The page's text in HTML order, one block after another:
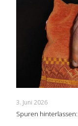
3. Juni 2026
Spuren hinterlassen: